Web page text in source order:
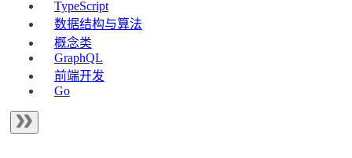
TypeScript
数据结构与算法
概念类
GraphQL
前端开发
Go